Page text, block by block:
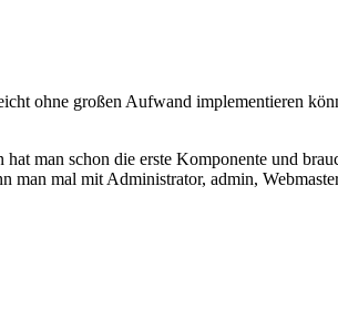
ohne großen Aufwand implementieren
man schon die erste Komponente und
man mal mit Administrator, admin,